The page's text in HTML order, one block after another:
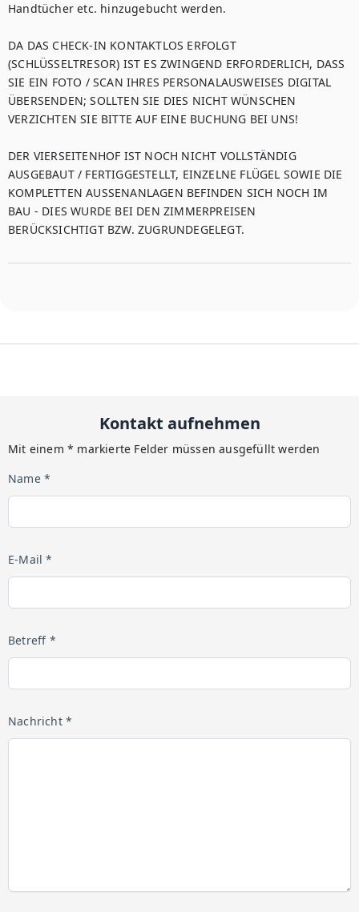
Handtücher etc. hinzugebucht werden.
DA DAS CHECK-IN KONTAKTLOS ERFOLGT
(SCHLÜSSELTRESOR) IST ES ZWINGEND ERFORDERLICH, DASS
SIE EIN FOTO / SCAN IHRES PERSONALAUSWEISES DIGITAL
ÜBERSENDEN; SOLLTEN SIE DIES NICHT WÜNSCHEN
VERZICHTEN SIE BITTE AUF EINE BUCHUNG BEI UNS!
DER VIERSEITENHOF IST NOCH NICHT VOLLSTÄNDIG
AUSGEBAUT / FERTIGGESTELLT, EINZELNE FLÜGEL SOWIE DIE
KOMPLETTEN AUSSENANLAGEN BEFINDEN SICH NOCH IM
BAU - DIES WURDE BEI DEN ZIMMERPREISEN
BERÜCKSICHTIGT BZW. ZUGRUNDEGELEGT.
Kontakt aufnehmen
Mit einem * markierte Felder müssen ausgefüllt werden
Name *
E-Mail *
Betreff *
Nachricht *